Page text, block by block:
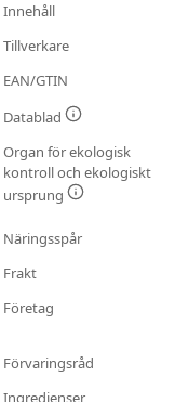
Innehåll
Tillverkare
EAN/GTIN
Datablad
Organ för ekologisk
kontroll och ekologiskt
ursprung
Näringsspår
Frakt
Företag
Förvaringsråd